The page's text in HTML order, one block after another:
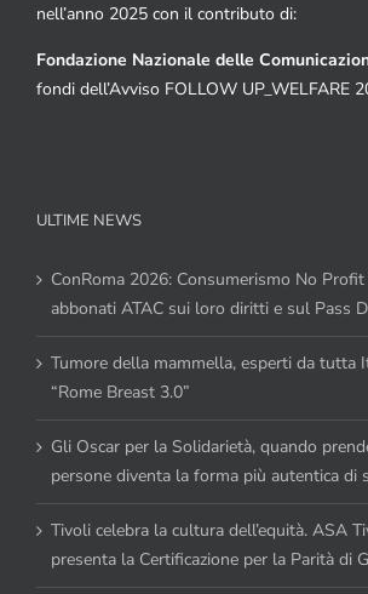
nell’anno 2025 con il contributo di:
Fondazione Nazionale delle
fondi dell’Avviso FOLLOW UP_WELFARE
ULTIME NEWS
ConRoma 2026: Consumerismo No
abbonati ATAC sui loro diritti e sul Pass
Tumore della mammella, esperti da tutta
“Rome Breast 3.0”
Gli Oscar per la Solidarietà, quando
persone diventa la forma più autentica di
Tivoli celebra la cultura dell’equità. ASA
presenta la Certificazione per la Parità di